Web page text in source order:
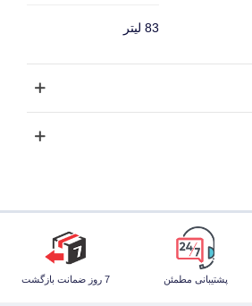
83 لیتر
پشتیبانی مطمئن 7 روز ضمانت بازگشت